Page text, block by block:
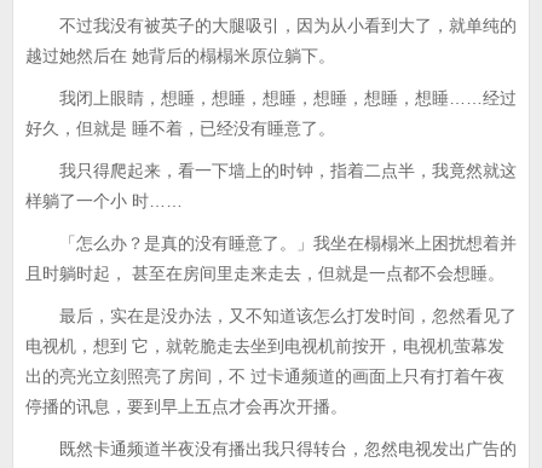
不过我没有被英子的大腿吸引，因为从小看到大了，就单纯的
越过她然后在 她背后的榻榻米原位躺下。
我闭上眼睛，想睡，想睡，想睡，想睡，想睡，想睡……经过
好久，但就是 睡不着，已经没有睡意了。
我只得爬起来，看一下墙上的时钟，指着二点半，我竟然就这
样躺了一个小 时……
「怎么办？是真的没有睡意了。」我坐在榻榻米上困扰想着并
且时躺时起， 甚至在房间里走来走去，但就是一点都不会想睡。
最后，实在是没办法，又不知道该怎么打发时间，忽然看见了
电视机，想到 它，就乾脆走去坐到电视机前按开，电视机萤幕发
出的亮光立刻照亮了房间，不 过卡通频道的画面上只有打着午夜
停播的讯息，要到早上五点才会再次开播。
既然卡通频道半夜没有播出我只得转台，忽然电视发出广告的